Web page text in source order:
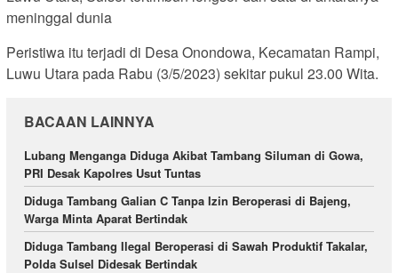
meninggal dunia
Peristiwa itu terjadi di Desa Onondowa, Kecamatan Rampi,
Luwu Utara pada Rabu (3/5/2023) sekitar pukul 23.00 Wita.
BACAAN LAINNYA
Lubang Menganga Diduga Akibat Tambang Siluman di Gowa,
PRI Desak Kapolres Usut Tuntas
Diduga Tambang Galian C Tanpa Izin Beroperasi di Bajeng,
Warga Minta Aparat Bertindak
Diduga Tambang Ilegal Beroperasi di Sawah Produktif Takalar,
Polda Sulsel Didesak Bertindak